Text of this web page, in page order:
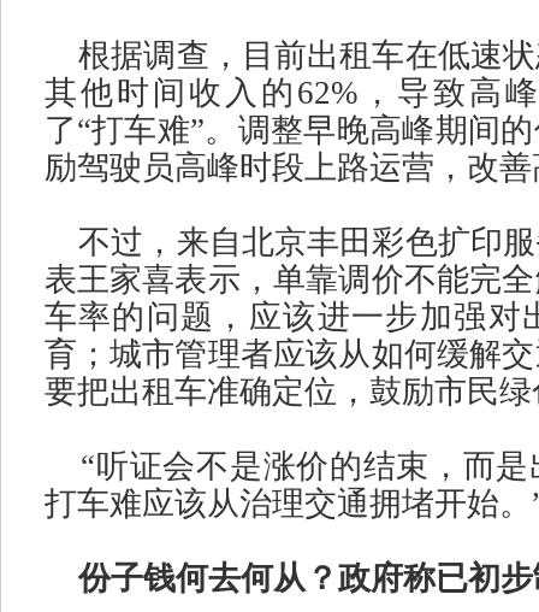
根据调查，目前出租车在低速
其他时间收入的 62%，导致高
了“打车难”。调整早晚高峰期间
励驾驶员高峰时段上路运营，改
不过，来自北京丰田彩色扩印
表王家喜表示，单靠调价不能完
车率的问题，应该进一步加强对
育；城市管理者应该从如何缓解
要把出租车准确定位，鼓励市民
“听证会不是涨价的结束，而
打车难应该从治理交通拥堵开始。
份子钱何去何从？政府称已初